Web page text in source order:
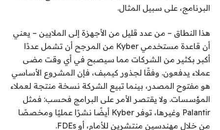
البرنامج، على سبيل المثال.
هذا النطاق – من عدد قليل من الأجهزة إلى الملايين – يعني
أن قاعدة مستخدمي Kyber من المرجح أن تشمل عددًا
أكبر بكثير من الشركات مما سيصبح في أي وقت مضى
عملاء يدفعون. وفقًا لجذور كيمبف، فإن المشروع الأساسي
هو مفتوح المصدر، بينما تبيع الشركة نسخة منتجة لعملاء
المؤسسات. ولا يقتصر الأمر على البرامج فحسب: فمثل
Palantir وغيرها، توفر Kyber أيضًا نشرًا عمليًا ومخصصًا
من خلال مهندسين منتشرين للأمام، أو FDEs.